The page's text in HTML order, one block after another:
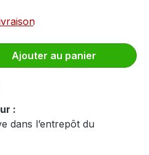
: Entrez la
Ajouter au panier
:
dans l’entrepôt du